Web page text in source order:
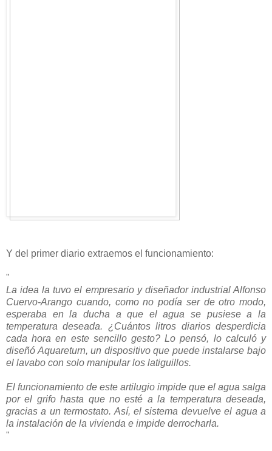
Y del primer diario extraemos el funcionamiento:
"
La idea la tuvo el empresario y diseñador industrial Alfonso
Cuervo-Arango cuando, como no podía ser de otro modo,
esperaba en la ducha a que el agua se pusiese a la
temperatura deseada. ¿Cuántos litros diarios desperdicia
cada hora en este sencillo gesto? Lo pensó, lo calculó y
diseñó Aquareturn, un dispositivo que puede instalarse bajo
el lavabo con solo manipular los latiguillos.
El funcionamiento de este artilugio impide que el agua salga
por el grifo hasta que no esté a la temperatura deseada,
gracias a un termostato. Así, el sistema devuelve el agua a
la instalación de la vivienda e impide derrocharla.
"